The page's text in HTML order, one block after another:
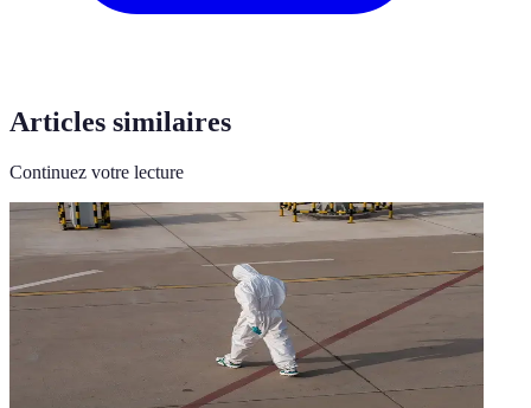
Articles similaires
Continuez votre lecture